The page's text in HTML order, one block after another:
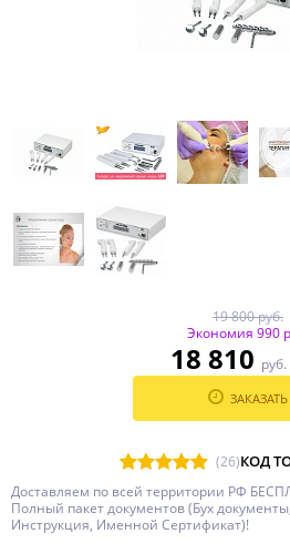
19 800 руб.
Экономия 990
18 810
ЗАКАЗАТЬ
(26)КОД
Доставляем по всей территории РФ
Полный пакет документов (Бух
Инструкция, Именной Сертификат)!